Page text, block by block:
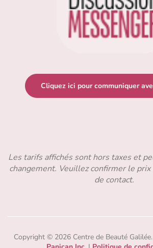
Cliquez ici pour communiquer
Les tarifs affichés sont hors taxes et
changement. Veuillez confirmer le
de contact.
Copyright © 2026 Centre de Beauté Galilée.